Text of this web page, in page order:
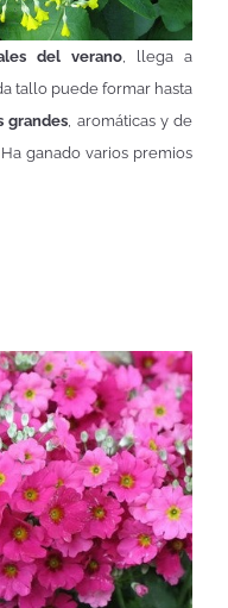
del verano, llega a
tallo puede formar hasta
grandes , aromáticas y de
ganado varios premios